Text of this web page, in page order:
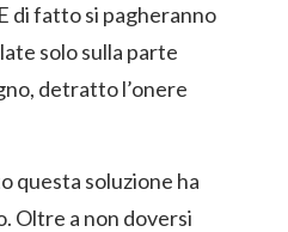
di fatto si pagheranno
solo sulla parte
detratto l’onere
questa soluzione ha
Oltre a non doversi